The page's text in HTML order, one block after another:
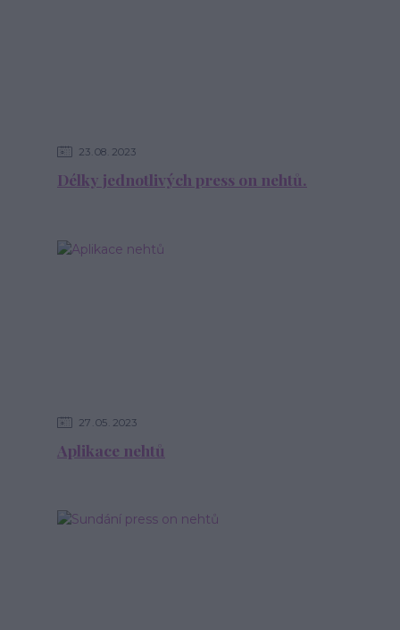
23 08 2023
Délky jednotlivých press on nehtů.
27 05 2023
Aplikace nehtů